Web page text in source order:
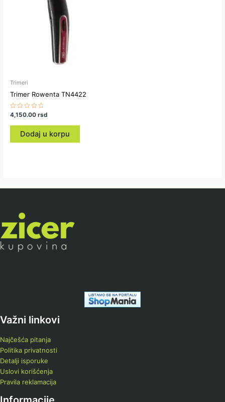
Trimeri
Trimer Rowenta TN4422
Ocenjeno
sa
0
4,150.00rsd
Dodaj u korpu
Važni linkovi
Najčešća pitanja
Politika privatnosti
Detalji isporuke
Uslovi korišćenja
Pravila reklamacija